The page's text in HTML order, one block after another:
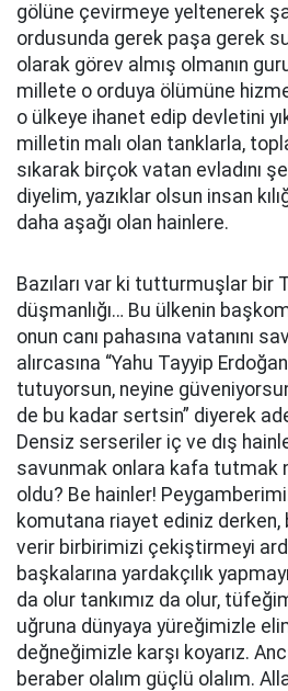
gölüne çevirmeye yeltenerek
ordusunda gerek paşa gerek
olarak görev almış olmanın
millete o orduya ölümüne
o ülkeye ihanet edip devletini
milletin malı olan tanklarla,
sıkarak birçok vatan evladını
diyelim, yazıklar olsun insan
daha aşağı olan hainlere.
Bazıları var ki tutturmuşlar bir
düşmanlığı… Bu ülkenin
onun canı pahasına vatanını
alırcasına “Yahu Tayyip
tutuyorsun, neyine
de bu kadar sertsin” diyerek
Densiz serseriler iç ve dış
savunmak onlara kafa tutmak
oldu? Be hainler!
komutana riayet ediniz
verir birbirimizi çekiştirmeyi
başkalarına yardakçılık
da olur tankımız da olur,
uğruna dünyaya yüreğimizle
değneğimizle karşı koyarız.
beraber olalım güçlü olalım.